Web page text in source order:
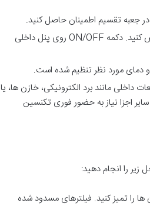
جعبه تقسیم اطمینان حاصل کنید.
باتری های ریموت را بررسی کرده و در صورت لزوم تعویض کنید. دکمه ON/OFF روی پنل داخلی
مورد نظر تنظیم شده است.
مانند برد الکترونیکی، خازن ها، یا
سایر اجزا نیاز به حضور فوری تکنسین
زیر را انجام دهید:
را تمیز کنید. فیلترهای مسدود شده